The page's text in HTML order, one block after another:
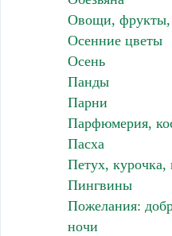
Овощи, фрукты,
Осенние цветы
Осень
Панды
Парни
Парфюмерия,
Пасха
Петух, курочка,
Пингвины
Пожелания:
ночи